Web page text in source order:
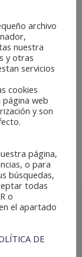
de
Tv
Castilla
García,
ver
archivo
nuestra
y otras
servicios
cookies
página web
y son
página,
o para
búsquedas,
todas
o
el apartado
DE